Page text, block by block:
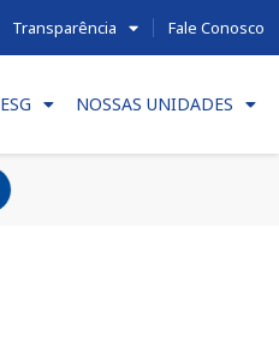
Transparência Fale Conosco
ESG NOSSAS UNIDADES